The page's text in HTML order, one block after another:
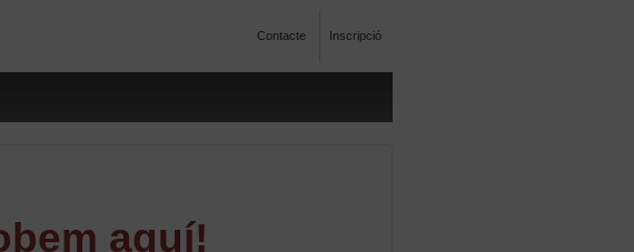
Contacte Inscripció
aquí!